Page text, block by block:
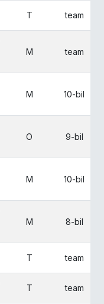
T team
M team
M 10-bil
O 9-bil
M 10-bil
M 8-bil
T team
T team